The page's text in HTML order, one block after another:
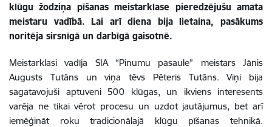
klūgu žodziņa pīšanas meistarklase pieredzējušu amata
meistaru vadībā. Lai arī diena bija lietaina, pasākums
noritēja sirsnīgā un darbīgā gaisotnē.
Meistarklasi vadīja SIA “Pinumu pasaule” meistars Jānis
Augusts Tutāns un viņa tēvs Pēteris Tutāns. Viņi bija
sagatavojuši aptuveni 500 klūgas, un ikviens interesents
varēja ne tikai vērot procesu un uzdot jautājumus, bet arī
iemēģināt roku tradicionālajā klūgu pīšanas tehnikā.